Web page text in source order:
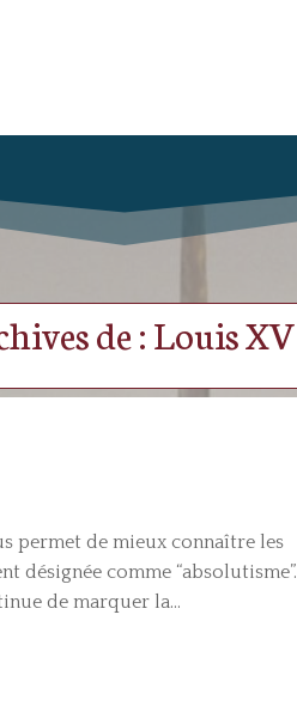
de : Louis XV
permet de mieux connaître les
désignée comme “absolutisme”.
de marquer la...